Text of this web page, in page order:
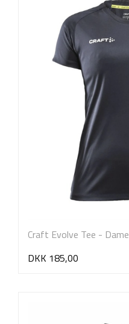
Craft Evolve Tee - Dame
DKK 185,00